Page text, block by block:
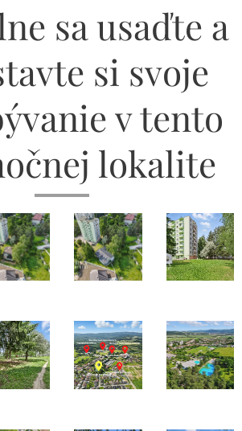
sa usaďte a
si svoje
v tento
lokalite